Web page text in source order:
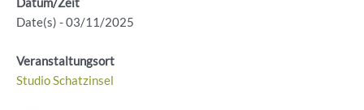
Datum/Zeit
Date(s) - 03/11/2025
Veranstaltungsort
Studio Schatzinsel